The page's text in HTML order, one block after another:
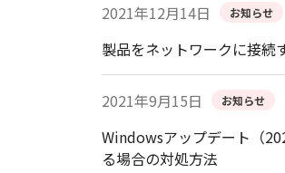
2021年12月14日 お知らせ
製品をネットワークに接続
2021年9月15日 お知らせ
Windowsアップデート（
る場合の対処方法